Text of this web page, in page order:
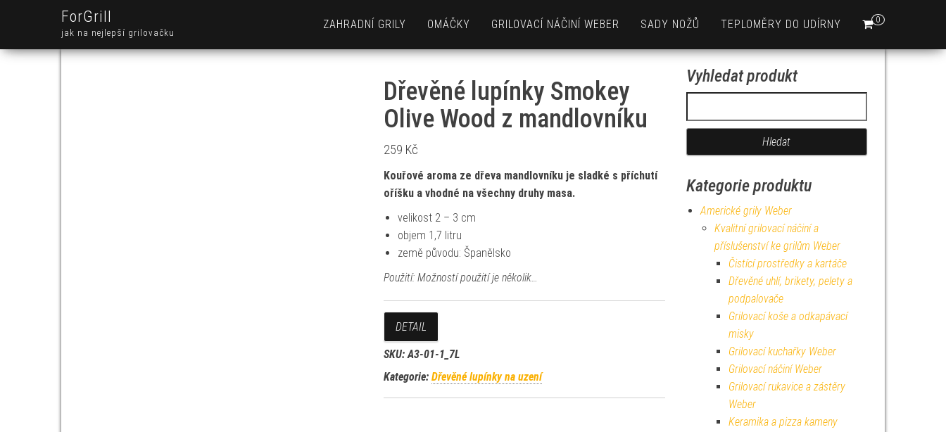
ForGrill
jak na nejlepší grilovačku
0
ZAHRADNÍ GRILY OMÁČKY GRILOVACÍ NÁČINÍ WEBER SADY NOŽŮ TEPLOMĚRY DO UDÍRNY
Dřevěné lupínky Smokey
Olive Wood z mandlovníku
259 Kč
Kouřové aroma ze dřeva mandlovníku je sladké s příchutí
oříšku a vhodné na všechny druhy masa.
velikost 2 – 3 cm
objem 1,7 litru
země původu: Španělsko
Použití: Možností použití je několik…
DETAIL
SKU:A3-01-1_7L
Kategorie: Dřevěné lupínky na uzení
Vyhledat produkt
Kategorie produktu
Americké grily Weber
Kvalitní grilovací náčiní a
příslušenství ke grilům Weber
Čistící prostředky a kartáče
Dřevěné uhlí, brikety, pelety a
podpalovače
Grilovací koše a odkapávací
misky
Grilovací kuchařky Weber
Grilovací náčiní Weber
Grilovací rukavice a zástěry
Weber
Keramika a pizza kameny